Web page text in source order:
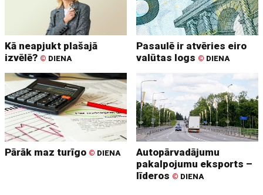
Kā neapjukt plašajā
izvēlē? © DIENA
Pasaulē ir atvēries eiro
valūtas logs © DIENA
Pārāk maz turīgo © DIENA
Autopārvadājumu
pakalpojumu eksports –
līderos © DIENA